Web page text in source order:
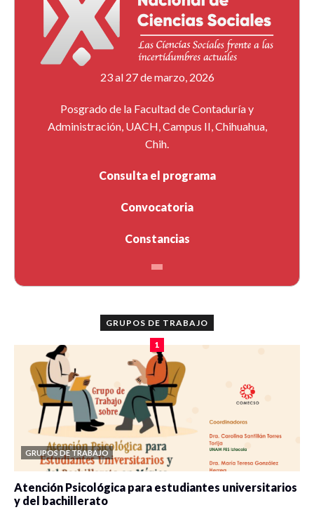
23 al 27 de marzo, 2026
Posgrado de la Facultad de Contaduría y
Administración, UACH, Campus II, Chihuahua,
Chih.
Consulta el programa
Convocatoria
Constancias
GRUPOS DE TRABAJO
1
GRUPOS DE TRABAJO
Atención Psicológica para estudiantes universitarios
y del bachillerato